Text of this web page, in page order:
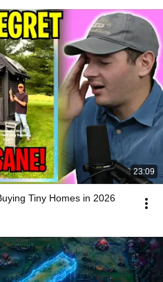
23:09
Tiny Homes in 2026